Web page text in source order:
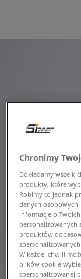
Chronimy
Dokładamy
produkty, które
Robimy to jednak
danych osobowych.
informacje o
personalizowanych
produktów
W każdej chwili
plików cookie
spersonalizowanej